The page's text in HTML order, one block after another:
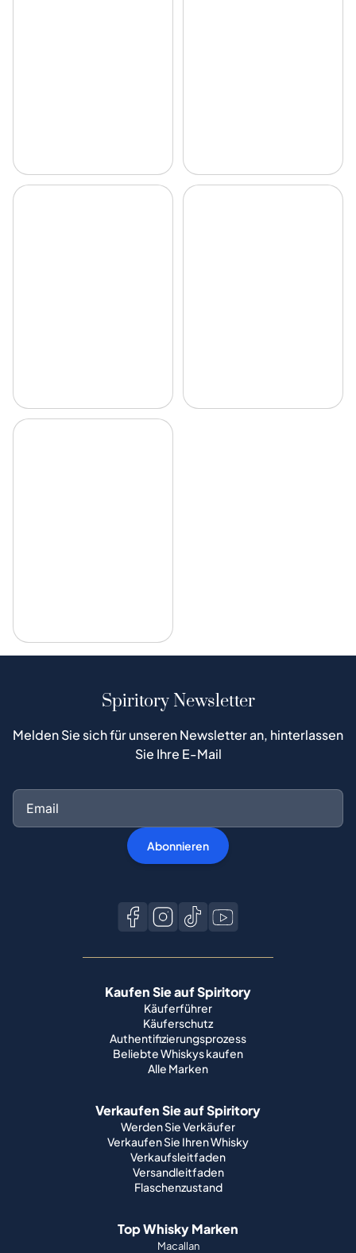
Spiritory Newsletter
Melden Sie sich für unseren Newsletter an, hinterlassen
Sie Ihre E-Mail
Abonnieren
Kaufen Sie auf Spiritory
Käuferführer
Käuferschutz
Authentifizierungsprozess
Beliebte Whiskys kaufen
Alle Marken
Verkaufen Sie auf Spiritory
Werden Sie Verkäufer
Verkaufen Sie Ihren Whisky
Verkaufsleitfaden
Versandleitfaden
Flaschenzustand
Top Whisky Marken
Macallan